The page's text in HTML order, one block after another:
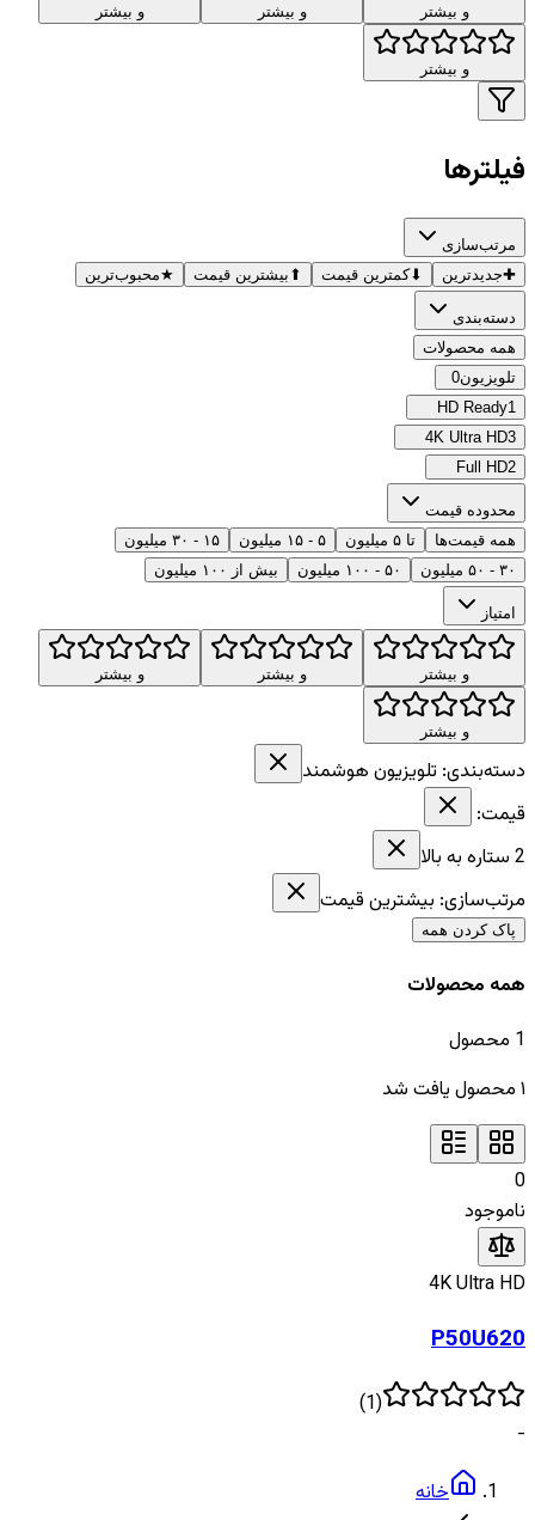
و بیشتر و بیشتر و بیشتر
و بیشتر
فیلترها
مرتب‌سازی
✚جدیدترین ⬇کمترین قیمت ⬆ بیشترین قیمت ★محبوب‌ترین
دسته‌بندی
همه محصولات
تلویزیون0
HD Ready1
4K Ultra HD3
Full HD2
محدوده قیمت
همه قیمت‌ها
تا ۵ میلیون ۵ - ۱۵ میلیون
۱۵ - ۳۰ میلیون
۳۰ - ۵۰ میلیون
۵۰ - ۱۰۰ میلیون بیش از ۱۰۰ میلیون
امتیاز
و بیشتر و بیشتر و بیشتر
و بیشتر
دسته‌بندی: تلویزیون هوشمند
قیمت:
2 ستاره به بالا
مرتب‌سازی: بیشترین قیمت
پاک کردن همه
همه محصولات
1 محصول
۱ محصول یافت شد
0
ناموجود
4K Ultra HD
P50U620
(
1
)
-
خانه